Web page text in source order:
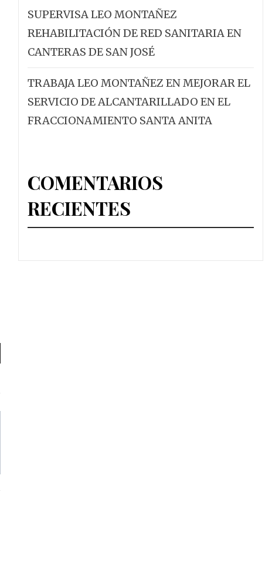
SUPERVISA LEO MONTAÑEZ
REHABILITACIÓN DE RED SANITARIA EN
CANTERAS DE SAN JOSÉ
TRABAJA LEO MONTAÑEZ EN MEJORAR EL
SERVICIO DE ALCANTARILLADO EN EL
FRACCIONAMIENTO SANTA ANITA
COMENTARIOS
RECIENTES